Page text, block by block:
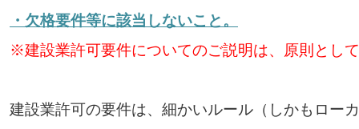
・欠格要件等に該当しないこと。
※建設業許可要件についてのご説明は、原則とし
建設業許可の要件は、細かいルール（しかもロー